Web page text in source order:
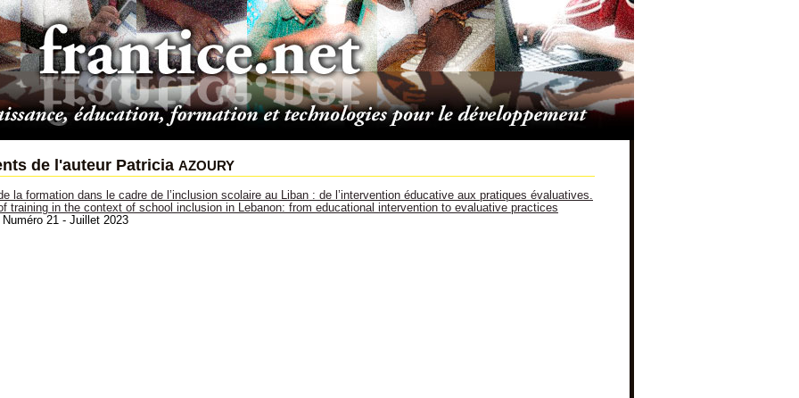
de l'auteur Patricia azoury
la formation dans le cadre de l’inclusion scolaire au Liban : de l’intervention éducative aux pratiques évaluatives.
training in the context of school inclusion in Lebanon: from educational intervention to evaluative practices
21 - Juillet 2023